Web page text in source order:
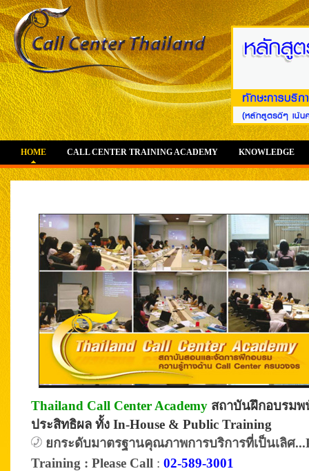
HOME CALL CENTER TRAINING ACADEMY KNOWLEDGE
Thailand Call Center Academy สถาบันฝึกอบรมพ
ประสิทธิผล ทั้ง In-House & Public Training
ยกระดับมาตรฐานคุณภาพการบริการที่เป็นเลิศ
Training : Please Call : 02-589-3001